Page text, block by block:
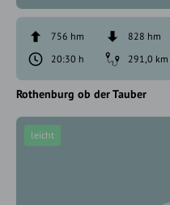
756 hm
828 hm
20:30 h
291,0 km
Rothenburg ob der Tauber
leicht